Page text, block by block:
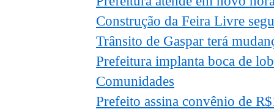
Construção da Feira Livre
Trânsito de Gaspar terá
Prefeitura implanta boca de
Comunidades
Prefeito assina convênio de